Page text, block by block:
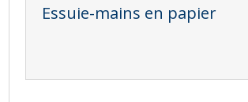
Essuie-mains en papier